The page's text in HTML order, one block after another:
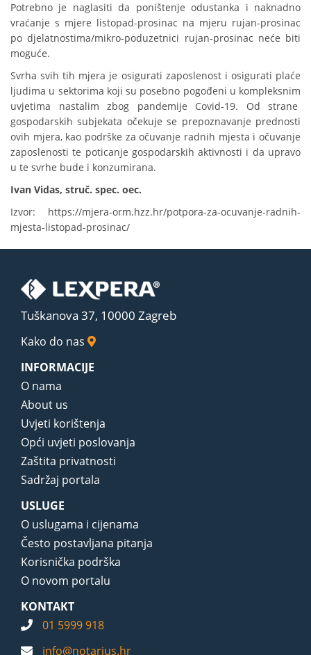
Potrebno je naglasiti da poništenje odustanka i naknadno
vraćanje s mjere listopad-prosinac na mjeru rujan-prosinac
po djelatnostima/mikro-poduzetnici rujan-prosinac neće biti
moguće.
Svrha svih tih mjera je osigurati zaposlenost i osigurati plaće
ljudima u sektorima koji su posebno pogođeni u kompleksnim
uvjetima nastalim zbog pandemije Covid-19. Od strane
gospodarskih subjekata očekuje se prepoznavanje prednosti
ovih mjera, kao podrške za očuvanje radnih mjesta i očuvanje
zaposlenosti te poticanje gospodarskih aktivnosti i da upravo
u te svrhe bude i konzumirana.
Ivan Vidas, struč. spec. oec.
Izvor: https://mjera-orm.hzz.hr/potpora-za-ocuvanje-radnih-
mjesta-listopad-prosinac/
Tuškanova 37, 10000 Zagreb
Kako do nas
INFORMACIJE
O nama
About us
Uvjeti korištenja
Opći uvjeti poslovanja
Zaštita privatnosti
Sadržaj portala
USLUGE
O uslugama i cijenama
Često postavljana pitanja
Korisnička podrška
O novom portalu
KONTAKT
01 5999 918
info@notarius.hr